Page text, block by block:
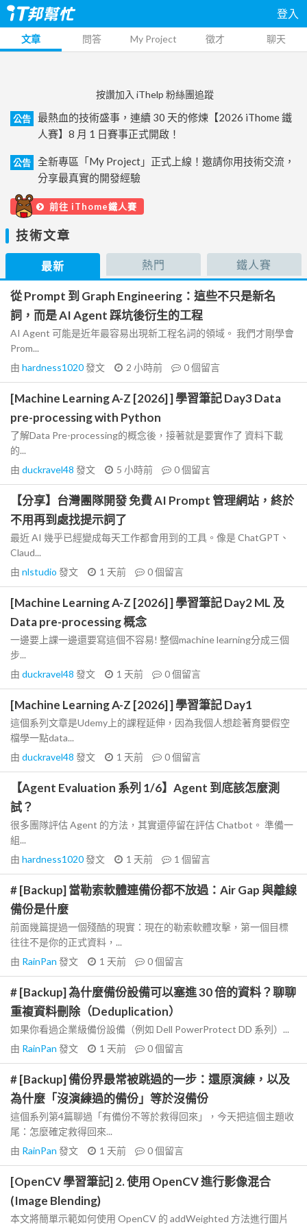
登入
文章 問答 My Project 徵才 聊天
按讚加入 iThelp 粉絲團追蹤
公告
最熱血的技術盛事，連續 30 天的修煉【2026 iThome 鐵
人賽】8 月 1 日賽事正式開啟！
公告
全新專區「My Project」正式上線！邀請你用技術交流，
分享最真實的開發經驗
前往 iThome鐵人賽
技術文章
最新 熱門 鐵人賽
從 Prompt 到 Graph Engineering：這些不只是新名
詞，而是 AI Agent 踩坑後衍生的工程
AI Agent 可能是近年最容易出現新工程名詞的領域。 我們才剛學會
Prom...
由 hardness1020發文 2 小時前 0個留言
[Machine Learning A-Z [2026] ] 學習筆記 Day3 Data
pre-processing with Python
了解Data Pre-processing的概念後，接著就是要實作了 資料下載
的...
由 duckravel48 發文 5 小時前 0個留言
【分享】台灣團隊開發 免費 AI Prompt 管理網站，終於
不用再到處找提示詞了
最近 AI 幾乎已經變成每天工作都會用到的工具。像是 ChatGPT、
Claud...
由 nlstudio 發文 1 天前 0個留言
[Machine Learning A-Z [2026] ] 學習筆記 Day2 ML 及
Data pre-processing 概念
一邊要上課一邊還要寫這個不容易! 整個machine learning分成三個
步...
由 duckravel48 發文 1 天前 0個留言
[Machine Learning A-Z [2026] ] 學習筆記 Day1
這個系列文章是Udemy上的課程延伸，因為我個人想趁著育嬰假空
檔學一點data...
由 duckravel48 發文 1 天前 0個留言
【Agent Evaluation 系列 1/6】Agent 到底該怎麼測
試？
很多團隊評估 Agent 的方法，其實還停留在評估 Chatbot。 準備一
組...
由 hardness1020發文 1 天前 1 個留言
# [Backup] 當勒索軟體連備份都不放過：Air Gap 與離線
備份是什麼
前面幾篇提過一個殘酷的現實：現在的勒索軟體攻擊，第一個目標
往往不是你的正式資料，...
由 RainPan 發文 1 天前 0個留言
# [Backup] 為什麼備份設備可以塞進 30 倍的資料？聊聊
重複資料刪除（Deduplication）
如果你看過企業級備份設備（例如 Dell PowerProtect DD 系列）...
由 RainPan 發文 1 天前 0個留言
# [Backup] 備份界最常被跳過的一步：還原演練，以及
為什麼「沒演練過的備份」等於沒備份
這個系列第4篇聊過「有備份不等於救得回來」，今天把這個主題收
尾：怎麼確定救得回來...
由 RainPan 發文 1 天前 0個留言
[OpenCV 學習筆記] 2. 使用 OpenCV 進行影像混合
(Image Blending)
本文將簡單示範如何使用 OpenCV 的 addWeighted 方法進行圖片